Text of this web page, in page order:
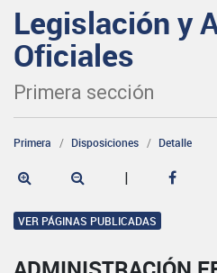
Legislación y
Oficiales
Primera sección
Primera Disposiciones Detalle
|
VER PÁGINAS PUBLICADAS